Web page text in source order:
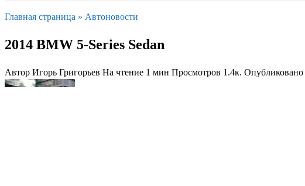
Главная страница » Автоновости
2014 BMW 5-Series Sedan
Автор Игорь Григорьев На чтение 1 мин Просмотров 1.4к. Опубликовано